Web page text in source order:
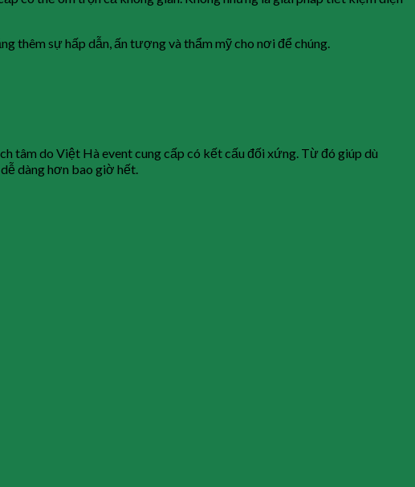
thêm sự hấp dẫn, ấn tượng và thẩm mỹ cho nơi để chúng.
tâm do Việt Hà event cung cấp có kết cấu đối xứng. Từ đó giúp dù
dàng hơn bao giờ hết.